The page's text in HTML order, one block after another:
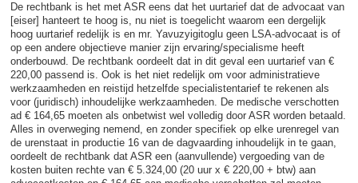
De rechtbank is het met ASR eens dat het uurtarief dat de advocaat van
[eiser] hanteert te hoog is, nu niet is toegelicht waarom een dergelijk
hoog uurtarief redelijk is en mr. Yavuzyigitoglu geen LSA-advocaat is of
op een andere objectieve manier zijn ervaring/specialisme heeft
onderbouwd. De rechtbank oordeelt dat in dit geval een uurtarief van €
220,00 passend is. Ook is het niet redelijk om voor administratieve
werkzaamheden en reistijd hetzelfde specialistentarief te rekenen als
voor (juridisch) inhoudelijke werkzaamheden. De medische verschotten
ad € 164,65 moeten als onbetwist wel volledig door ASR worden betaald.
Alles in overweging nemend, en zonder specifiek op elke urenregel van
de urenstaat in productie 16 van de dagvaarding inhoudelijk in te gaan,
oordeelt de rechtbank dat ASR een (aanvullende) vergoeding van de
kosten buiten rechte van € 5.324,00 (20 uur x € 220,00 + btw) aan